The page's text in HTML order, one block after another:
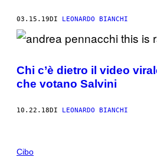
03.15.19DI LEONARDO BIANCHI
Chi c’è dietro il video
che votano Salvini
10.22.18DI LEONARDO BIANCHI
Cibo